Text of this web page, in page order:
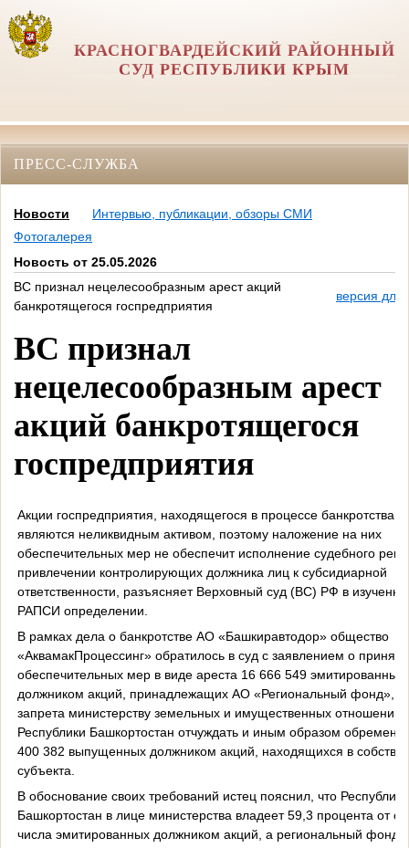
КРАСНОГВАРДЕЙСКИЙ РАЙОННЫЙ
СУД РЕСПУБЛИКИ КРЫМ
ПРЕСС-СЛУЖБА
Новости
Интервью, публикации, обзоры СМИ
Фотогалерея
Новость от 25.05.2026
ВС признал нецелесообразным арест акций
банкротящегося госпредприятия
версия для
ВС признал
нецелесообразным арест
акций банкротящегося
госпредприятия
Акции госпредприятия, находящегося в процессе банкротства,
являются неликвидным активом, поэтому наложение на них
обеспечительных мер не обеспечит исполнение судебного
привлечении контролирующих должника лиц к субсидиарной
ответственности, разъясняет Верховный суд (ВС) РФ в
РАПСИ определении.
В рамках дела о банкротстве АО «Башкиравтодор» общество
«АквамакПроцессинг» обратилось в суд с заявлением о
обеспечительных мер в виде ареста 16 666 549 эмитированных
должником акций, принадлежащих АО «Региональный фонд», и
запрета министерству земельных и имущественных отношений
Республики Башкортостан отчуждать и иным образом
400 382 выпущенных должником акций, находящихся в
субъекта.
В обоснование своих требований истец пояснил, что Республика
Башкортостан в лице министерства владеет 59,3 процента от
числа эмитированных должником акций, а региональный фонд